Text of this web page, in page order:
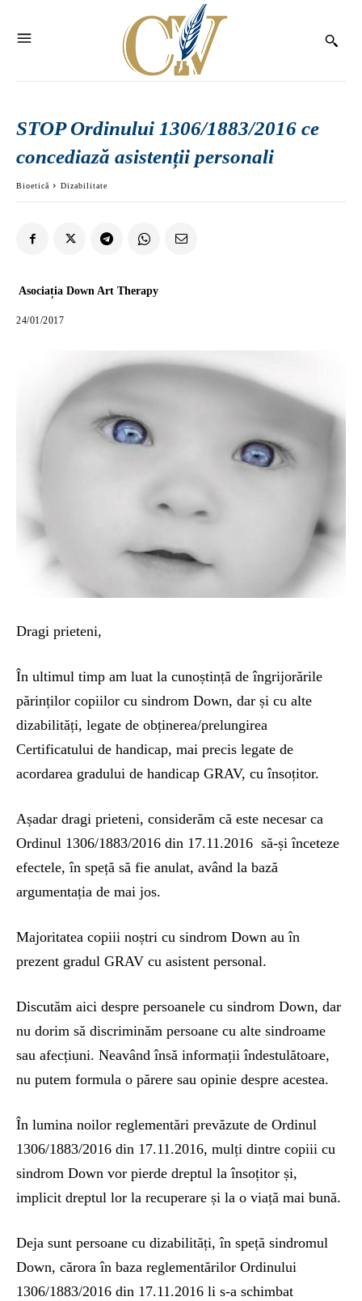
STOP Ordinului 1306/1883/2016 ce
concediază asistenții personali
Bioetică Dizabilitate
Asociația Down Art Therapy
24/01/2017
Dragi prieteni,
În ultimul timp am luat la cunoștință de îngrijorările
părinților copiilor cu sindrom Down, dar și cu alte
dizabilități, legate de obținerea/prelungirea
Certificatului de handicap, mai precis legate de
acordarea gradului de handicap GRAV, cu însoțitor.
Așadar dragi prieteni, considerăm că este necesar ca
Ordinul 1306/1883/2016 din 17.11.2016 să-și înceteze
efectele, în speță să fie anulat, având la bază
argumentația de mai jos.
Majoritatea copiii noștri cu sindrom Down au în
prezent gradul GRAV cu asistent personal.
Discutăm aici despre persoanele cu sindrom Down, dar
nu dorim să discriminăm persoane cu alte sindroame
sau afecțiuni. Neavând însă informații îndestulătoare,
nu putem formula o părere sau opinie despre acestea.
În lumina noilor reglementări prevăzute de Ordinul
1306/1883/2016 din 17.11.2016, mulți dintre copiii cu
sindrom Down vor pierde dreptul la însoțitor și,
implicit dreptul lor la recuperare și la o viață mai bună.
Deja sunt persoane cu dizabilități, în speță sindromul
Down, cărora în baza reglementărilor Ordinului
1306/1883/2016 din 17.11.2016 li s-a schimbat